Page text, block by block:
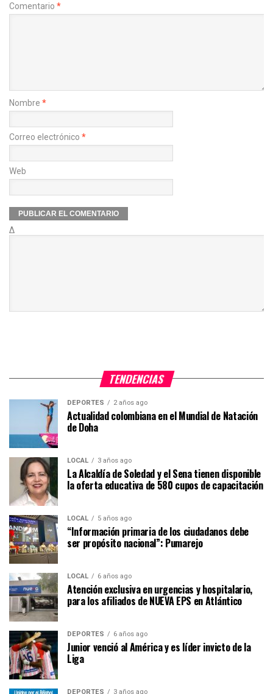
Comentario *
Nombre *
Correo electrónico *
Web
Δ
TENDENCIAS
DEPORTES 2 años ago
Actualidad colombiana en el Mundial de Natación
de Doha
LOCAL 3 años ago
La Alcaldía de Soledad y el Sena tienen disponible
la oferta educativa de 580 cupos de capacitación
LOCAL 5 años ago
“Información primaria de los ciudadanos debe
ser propósito nacional”: Pumarejo
LOCAL 6 años ago
Atención exclusiva en urgencias y hospitalario,
para los afiliados de NUEVA EPS en Atlántico
DEPORTES 6 años ago
Junior venció al América y es líder invicto de la
Liga
DEPORTES 3 años ago